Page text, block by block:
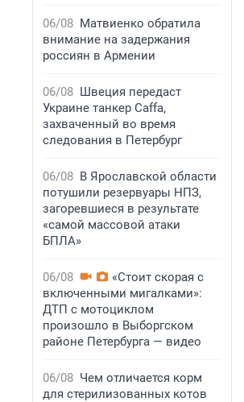
06/08 Матвиенко обратила
внимание на задержания
россиян в Армении
06/08 Швеция передаст
Украине танкер Caffa,
захваченный во время
следования в Петербург
06/08 В Ярославской области
потушили резервуары НПЗ,
загоревшиеся в результате
«самой массовой атаки
БПЛА»
06/08
«Стоит скорая с
включенными мигалками»:
ДТП с мотоциклом
произошло в Выборгском
районе Петербурга — видео
06/08 Чем отличается корм
для стерилизованных котов